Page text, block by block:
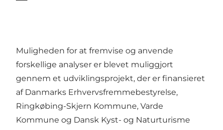
Muligheden for at fremvise og anvende
forskellige analyser er blevet muliggjort
gennem et udviklingsprojekt, der er finansieret
af Danmarks Erhvervsfremmebestyrelse,
Ringkøbing-Skjern Kommune, Varde
Kommune og Dansk Kyst- og Naturturisme